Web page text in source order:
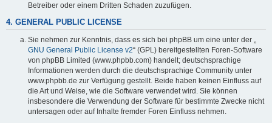
Betreiber oder einem Dritten Schaden zuzufügen.
4. GENERAL PUBLIC LICENSE
Sie nehmen zur Kenntnis, dass es sich bei phpBB um eine unter der „
GNU General Public License v2“ (GPL) bereitgestellten Foren-Software
von phpBB Limited (www.phpbb.com) handelt; deutschsprachige
Informationen werden durch die deutschsprachige Community unter
www.phpbb.de zur Verfügung gestellt. Beide haben keinen Einfluss auf
die Art und Weise, wie die Software verwendet wird. Sie können
insbesondere die Verwendung der Software für bestimmte Zwecke nicht
untersagen oder auf Inhalte fremder Foren Einfluss nehmen.